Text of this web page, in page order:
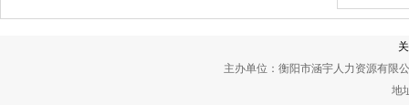
主办单位：衡阳市涵宇人力资源有限
地